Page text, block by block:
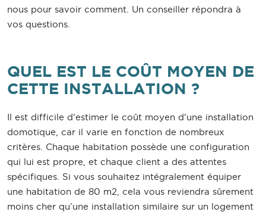
nous pour savoir comment. Un conseiller répondra à
vos questions.
QUEL EST LE COÛT MOYEN DE
CETTE INSTALLATION ?
Il est difficile d'estimer le coût moyen d'une installation
domotique, car il varie en fonction de nombreux
critères. Chaque habitation possède une configuration
qui lui est propre, et chaque client a des attentes
spécifiques. Si vous souhaitez intégralement équiper
une habitation de 80 m2, cela vous reviendra sûrement
moins cher qu’une installation similaire sur un logement